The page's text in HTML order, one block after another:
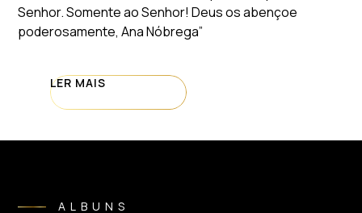
Senhor. Somente ao Senhor! Deus os abençoe
poderosamente, Ana Nóbrega”
LER MAIS
ALBUNS